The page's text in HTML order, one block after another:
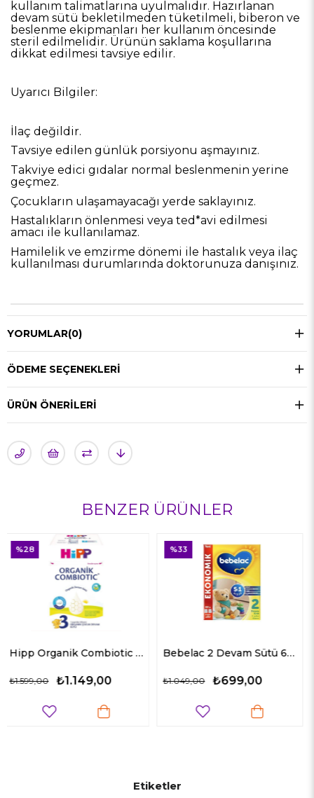
kullanım talimatlarına uyulmalıdır. Hazırlanan
devam sütü bekletilmeden tüketilmeli, biberon ve
beslenme ekipmanları her kullanım öncesinde
steril edilmelidir. Ürünün saklama koşullarına
dikkat edilmesi tavsiye edilir.
Uyarıcı Bilgiler:
İlaç değildir.
Tavsiye edilen günlük porsiyonu aşmayınız.
Takviye edici gıdalar normal beslenmenin yerine
geçmez.
Çocukların ulaşamayacağı yerde saklayınız.
Hastalıkların önlenmesi veya ted*avi edilmesi
amacı ile kullanılamaz.
Hamilelik ve emzirme dönemi ile hastalık veya ilaç
kullanılması durumlarında doktorunuza danışınız.
YORUMLAR(0)
ÖDEME SEÇENEKLERI
ÜRÜN ÖNERILERI
BENZER ÜRÜNLER
Hipp Organik Combiotic Bebek Sütü 3 Numara 800 gr Bebelac 2 Devam Sütü 6 Ay+ 800 gr
₺699,00
₺1.049,00 ₺699,00
₺1.049,00
%33
Etiketler